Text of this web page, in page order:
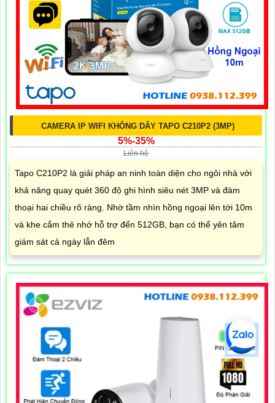
CAMERA IP WIFI KHÔNG DÂY TAPO C210P2 (3MP)
5%-35%
Liên hệ
Tapo C210P2 là giải pháp an ninh toàn diện cho ngôi nhà với
khả năng quay quét 360 độ ghi hình siêu nét 3MP và đàm
thoại hai chiều rõ ràng. Nhờ tầm nhìn hồng ngoại lên tới 10m
và khe cắm thẻ nhớ hỗ trợ đến 512GB, bạn có thể yên tâm
giám sát cả ngày lẫn đêm